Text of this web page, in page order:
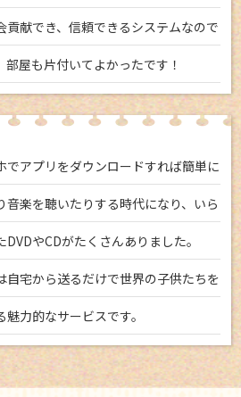
貢献でき、信頼できるシステムなので
部屋も片付いてよかったです！
でアプリをダウンロードすれば簡単に
音楽を聴いたりする時代になり、いら
DVDやCDがたくさんありました。
自宅から送るだけで世界の子供たちを
魅力的なサービスです。